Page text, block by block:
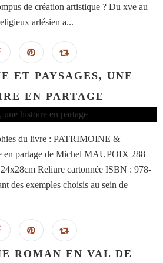
de création artistique ? Du xve au
arlésien a...
ET PAYSAGES, UNE
EN PARTAGE
du livre : PATRIMOINE &
en partage de Michel MAUPOIX 288
Reliure cartonnée ISBN : 978-
des exemples choisis au sein de
ROMAN EN VAL DE